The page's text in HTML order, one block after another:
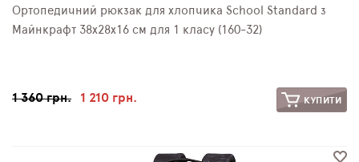
Ортопедичний рюкзак для хлопчика School Standard з
Майнкрафт 38х28х16 см для 1 класу (160-32)
1 360 грн. 1 210 грн. КУПИТИ